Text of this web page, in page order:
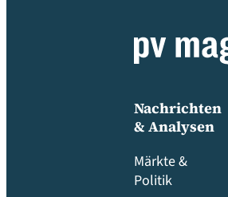
Nachrichten
& Analysen
Märkte &
Politik